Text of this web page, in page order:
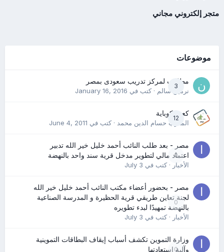
متجر إلكتروني مجاني
موضوعات
3
مطلوب لمركز تدريب سعودى بمصر
نرمين سالم· كتب في January 16, 2016
12
كعب كوباية
المدرب حسام الدين محمد· كتب في June 4, 2011
0
مصر - بعد طلب النائب أحمد خليل خير الله تدبير
اعتماد مالي لتطوير مدخل قرية سند واحد بالنهضة
الأخبار· كتب في July 3
0
مصر - بحضور أعضاء مكتب النائب أحمد خليل خير الله
لجنة تعاين طريقي قرية الحظيرة و المدرسة الصناعية
بالنهضة تمهيدًا لبدء تطويره
الأخبار· كتب في July 3
0
وزارة التموين تكشف أسباب إيقاف البطاقات التموينية
وآلية استعادتها